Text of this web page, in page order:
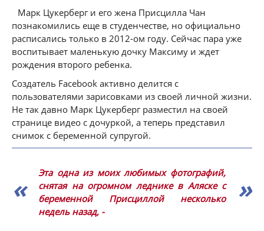
Марк Цукерберг и его жена Присцилла Чан
познакомились еще в студенчестве, но официально
расписались только в 2012-ом году. Сейчас пара уже
воспитывает маленькую дочку Максиму и ждет
рождения второго ребенка.
Создатель Facebook активно делится с
пользователями зарисовками из своей личной жизни.
Не так давно Марк Цукерберг разместил на своей
странице видео с дочуркой, а теперь представил
снимок с беременной супругой.
Эта одна из моих любимых фотографий,
снятая на огромном леднике в Аляске с
беременной Присциллой несколько
недель назад, -